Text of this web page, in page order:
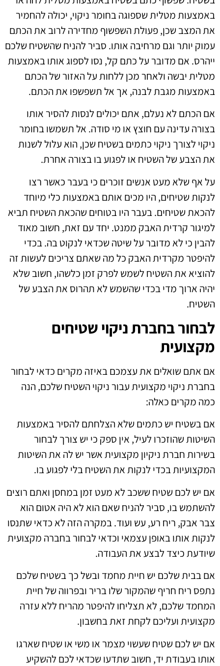
באמצעות מטלית שספוגה בחומר ניקוי, יכולה להחמיר
את המצב שכן, פעולת השפשוף מחדירה לרוב את הכתם
עמוק יותר וגם מרחיבה אותו. סביר להניח שהשטיח שלכם
ייהרס. אם מדובר על כתם קל, נסו לספוג אותו באמצעות
מטלית יבשה ולאחר מכן ללחות על האזור של הכתם
באמצעות מגבת לבנה, אך אל תשפשפו את הכתם.
אם הכתם לא נעלם, אתם יכולים לנסות להסיר אותו
בצורה עדינה עם חוצץ או מי סודה. אל תשמשו בחומר
ניקוי לצורך ניקוי כתמים בשטיח שכן, הוא עלול לשנות
את הצבע של השטיח או לפגוע בו בצורה אחרת.
על אף שלא מעט אנשים זוכרים כי בעבר כאשר רצו
לנקות שטיחים, היו מכים אותם באמצעות כלי מיוחד
להכאת שטיחים. בעבר היו בטוחים שהכאת השטיח תביא
למיגור קרדית האבק ממנט. יחד עם זאת, חשוב מאוד
להבין כי לא מדובר על שיטה שכדאי לנקוט בה. בכדי
להיפטר מקרדית האבק כל מה שאתם צריכים לעשות זה
להוציא את השטיח לשמש לפרק זמן כלשהו, חשוב שלא
יהיה ארוך מדי בכדי שהשמש לא תהרוס את הצבע של
השטיח.
לבחור בחברת ניקוי שטיחים
מקצועית
אם אתם שואלים את עצמכם באיזה מקרים כדאי לבחור
בחברת ניקוי מקצועית עבור ניקוי השטיח שלכם, הנה
כמה מקרים כאלה:
אם בשטיח יש כתמים שלא הצלחתם להסיר באמצעות
השיטות שהוזכרו לעיל, אין ספק כי יש צורך לבחור
בשירות חברת ניקיון מקצועית אשר יש לה את השיטות
המקצועיות בכדי לנקות את השטיח בלי לפגוע בו.
אם יש לכם שטיח ששכב לא מעט זמן במחסן ואתם רוצים
להשתמש בו, סביר להניח שאם הוא לא היה אטום הוא
צבר אבק, ריח רע, עש ועוד. במקרה הזה לא כדאי שתנסו
לנקות אותו באופן עצמאי וכדאי לבחור בחברה מקצועית
שיודעת כיצד לבצע את העבודה.
אם בבית שלכם יש חיית מחמד ובשל כך בשטיח שלכם
נתפס ריח חריף שהמקור שלו בריר ובפרווה של חיית
המחמד שלכם, לא תצליחו להיפטר מהריח ללא עזרה
מקצועית ועליכם לקחת זאת בחשבון.
אם יש לכם שטיח שעשוי מצמר או משי או שטיח שארגו
אותו בעבודת יד, חשוב שתדעו שכדאי לכם להשקיע